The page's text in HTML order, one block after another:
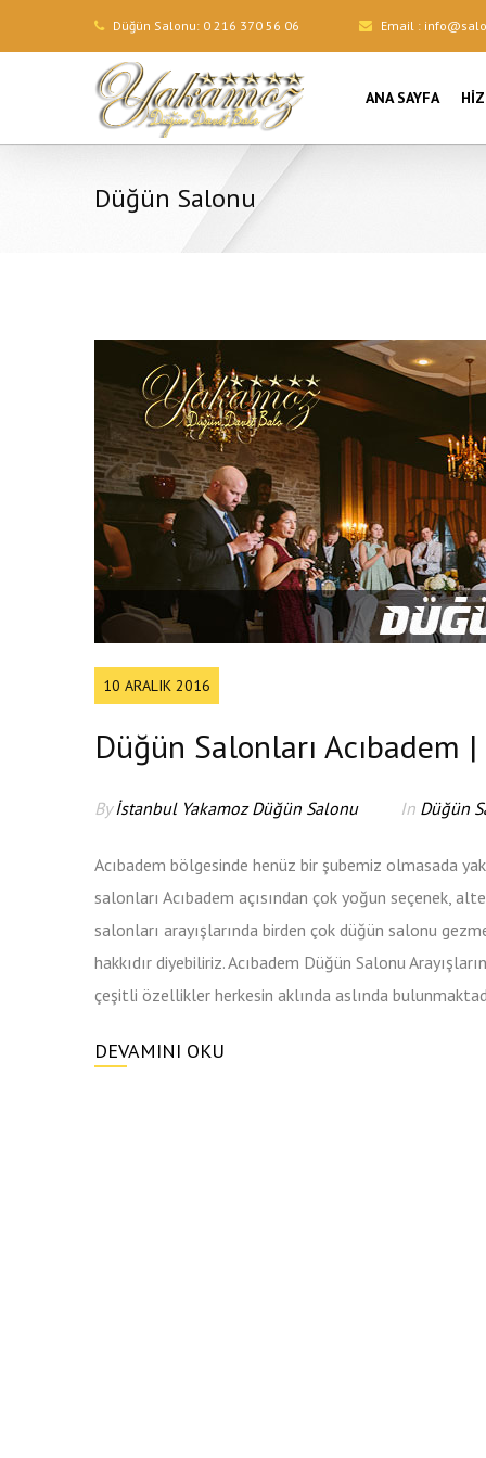
Düğün Salonu: 0 216 370 56 06 Email :
ANA SAYFA
Düğün Salonu
10 ARALIK 2016
Düğün Salonları
Byİstanbul Yakamoz Düğün Salonu In Düğün
Acıbadem bölgesinde henüz bir şubemiz olmasada
salonları Acıbadem açısından çok yoğun seçenek,
salonları arayışlarında birden çok düğün salonu
hakkıdır diyebiliriz. Acıbadem Düğün Salonu
çeşitli özellikler herkesin aklında aslında
DEVAMINI OKU